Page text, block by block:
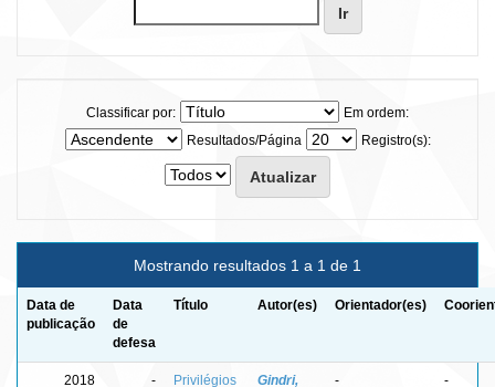
Classificar por:
Em ordem:
Resultados/Página
Registro(s):
Mostrando resultados 1 a 1 de 1
Data de
publicação
Data
de
defesa
Título Autor(es) Orientador(es)
2018 -
Privilégios
Gindri,
- -